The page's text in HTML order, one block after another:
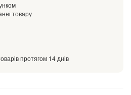
товару
протягом 14 днів